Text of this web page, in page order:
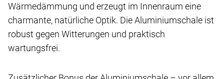
Wärmedämmung und erzeugt im Innenraum eine
charmante, natürliche Optik. Die Aluminiumschale ist
robust gegen Witterungen und praktisch
wartungsfrei.